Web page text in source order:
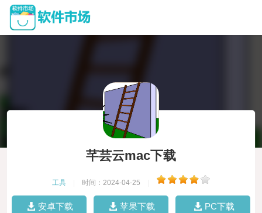
芊芸云mac下载
工具 时间：2024-04-25
安卓下载 苹果下载 PC下载